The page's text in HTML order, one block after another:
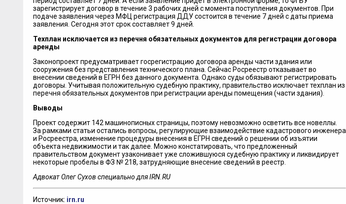
зарегистрирует договор в течение 3 рабочих дней с момента поступления документов. При
подаче заявления через МФЦ регистрация ДДУ состоится в течение 7 дней с даты приема
заявления. Сегодня этот срок составляет 9 дней.
Техплан исключается из перечня обязательных документов для регистрации договора
аренды
Законопроект предусматривает госрегистрацию договора аренды части здания или
сооружения без представления технического плана. Сейчас Росреестр отказывает во
внесении сведений в ЕГРН без данного документа. Однако суды обязывают регистрировать
договоры. Учитывая положительную судебную практику, правительство исключает техплан из
перечня обязательных документов при регистрации аренды помещения (части здания).
Выводы
Проект содержит 142 машинописных страницы, поэтому невозможно осветить все новеллы.
За рамками статьи остались вопросы, регулирующие взаимодействие кадастрового инженера
и Росреестра, изменение процедуры внесения в ЕГРН сведений о решении об изъятии
объекта недвижимости и так далее. Можно констатировать, что предложенный
правительством документ узаконивает уже сложившуюся судебную практику и ликвидирует
некоторые пробелы в ФЗ № 218, затрудняющие внесение сведений в реестр.
Адвокат Олег Сухов специально для IRN.RU
Источник: irn.ru